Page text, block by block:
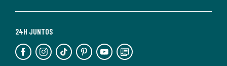
Para
información,
puedes
24H JUNTOS